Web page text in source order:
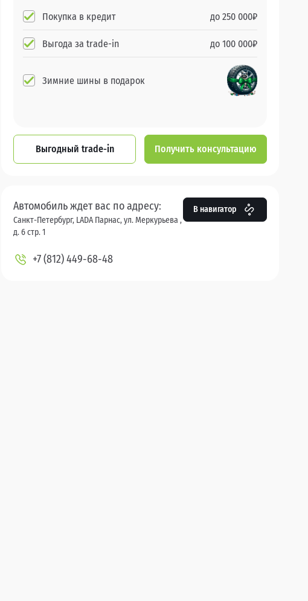
Покупка в кредит до 250 000₽
Выгода за trade-in до 100 000₽
Зимние шины в подарок
Выгодный trade-in Получить консультацию
Автомобиль ждет вас по адресу:
Санкт-Петербург, LADA Парнас, ул. Меркурьева ,
д. 6 стр. 1
В навигатор
+7 (812) 449-68-48